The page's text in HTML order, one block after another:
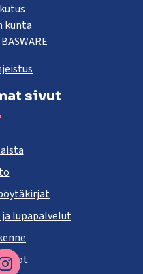
kunta
sivut
lupapalvelut